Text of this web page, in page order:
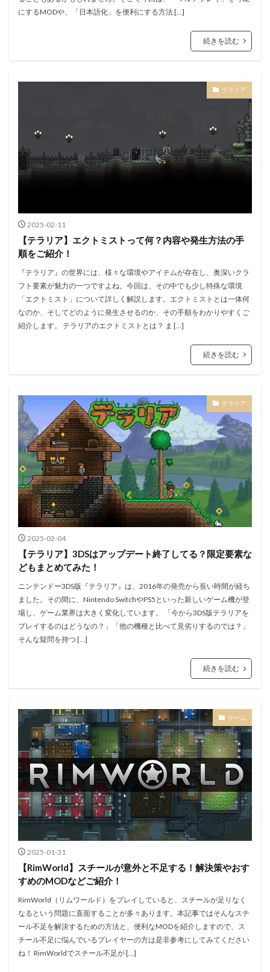
にするMODや、「日本語化」を便利にする方法 […]
続きを読む
テラリア
2025-02-11
【テラリア】エクトミストって何？内容や発生方法の手
順をご紹介！
『テラリア』の世界には、様々な環境やアイテムが存在し、奥深いクラ
フト要素が魅力の一つですよね。今回は、その中でも少し特殊な環境
「エクトミスト」について詳しく解説します。エクトミストとは一体何
なのか、そしてどのように発生させるのか、その手順をわかりやすくご
紹介します。 テラリアのエクトミストとは？ ま […]
続きを読む
テラリア
2025-02-04
【テラリア】3DSはアップデート終了してる？限定要素な
どもまとめてみた！
ニンテンドー3DS版『テラリア』は、2016年の発売から長い時間が経ち
ました。その間に、Nintendo SwitchやPS5といった新しいゲーム機が登
場し、ゲーム業界は大きく変化しています。 「今から3DS版テラリアを
プレイするのはどうなの？」「他の機種と比べて見劣りするのでは？」
そんな疑問を持つ […]
続きを読む
ゲーム
2025-01-31
【RimWorld】スチールが意外と不足する！解決策やおす
すめのMODなどご紹介！
RimWorld（リムワールド）をプレイしていると、スチールが足りなく
なるという問題に直面することが多々あります。本記事ではそんなスチ
ール不足を解決するための方法と、便利なMODを紹介しますので、ス
チール不足に悩んでいるプレイヤーの方は是非参考にしてみてください
ね！ RimWorldでスチール不足が […]